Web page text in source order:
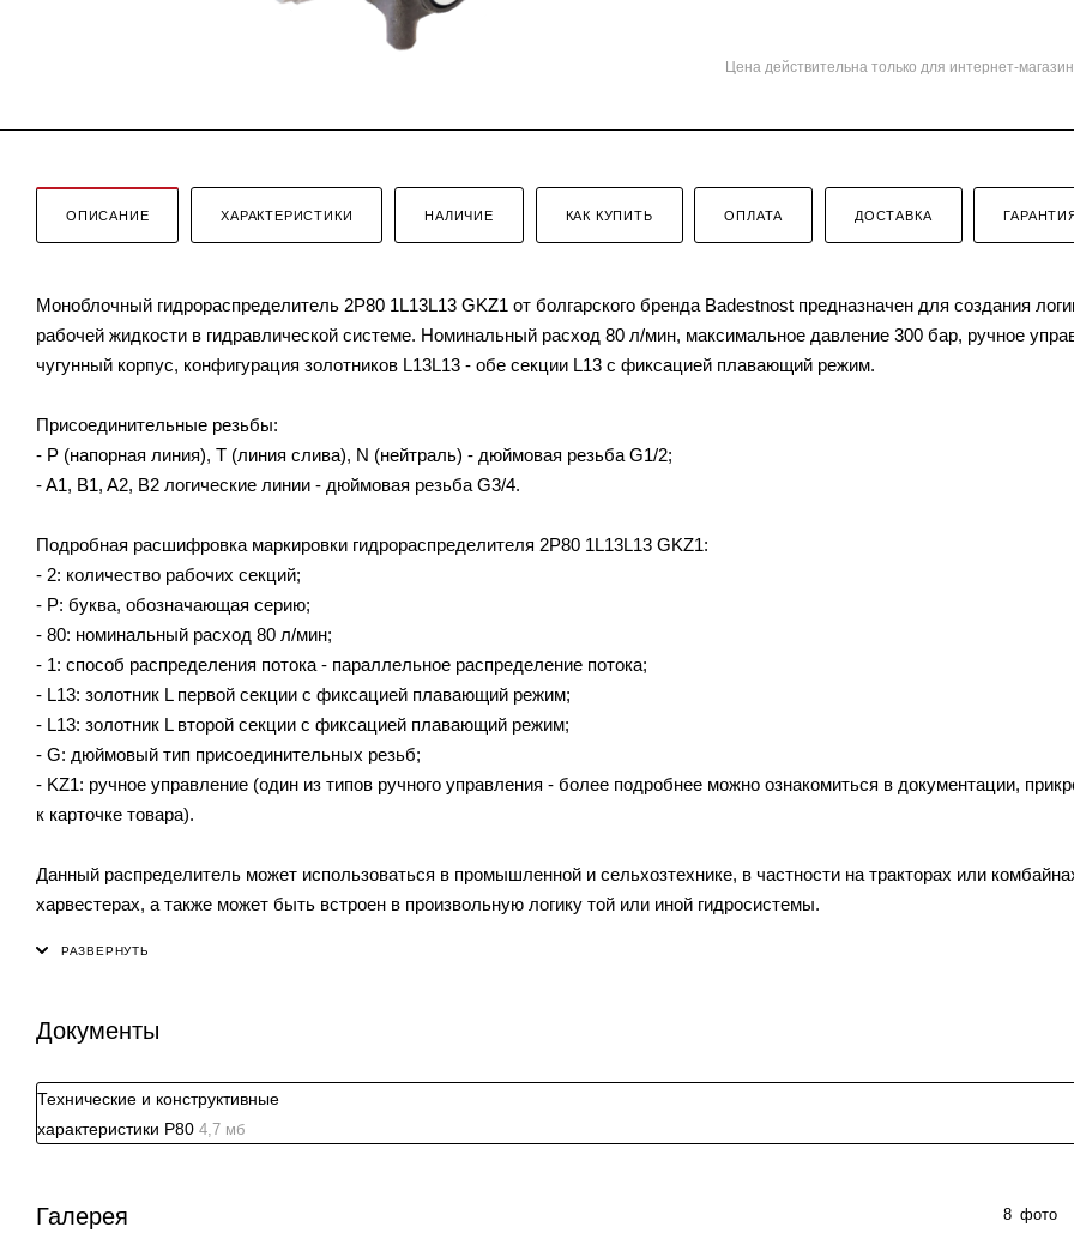
Цена действительна только для интернет-
ОПИСАНИЕ ХАРАКТЕРИСТИКИ НАЛИЧИЕ КАК КУПИТЬ ОПЛАТА ДОСТАВКА
Моноблочный гидрораспределитель 2P80 1L13L13 GKZ1 от болгарского бренда Badestnost предназначен для создания
рабочей жидкости в гидравлической системе. Номинальный расход 80 л/мин, максимальное давление 300 бар, ручное
чугунный корпус, конфигурация золотников L13L13 - обе секции L13 с фиксацией плавающий режим.
Присоединительные резьбы:
- P (напорная линия), T (линия слива), N (нейтраль) - дюймовая резьба G1/2;
- A1, B1, A2, B2 логические линии - дюймовая резьба G3/4.
Подробная расшифровка маркировки гидрораспределителя 2P80 1L13L13 GKZ1:
- 2: количество рабочих секций;
- P: буква, обозначающая серию;
- 80: номинальный расход 80 л/мин;
- 1: способ распределения потока - параллельное распределение потока;
- L13: золотник L первой секции с фиксацией плавающий режим;
- L13: золотник L второй секции с фиксацией плавающий режим;
- G: дюймовый тип присоединительных резьб;
- KZ1: ручное управление (один из типов ручного управления - более подробнее можно ознакомиться в документации,
к карточке товара).
Данный распределитель может использоваться в промышленной и сельхозтехнике, в частности на тракторах или
харвестерах, а также может быть встроен в произвольную логику той или иной гидросистемы.
Документы
Технические и конструктивные
характеристики P80 4,7 мб
Галерея 8 фото